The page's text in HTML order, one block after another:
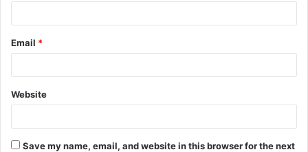
Email *
Website
Save my name, email, and website in this browser for the next